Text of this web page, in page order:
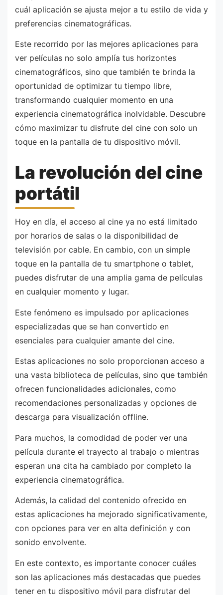
cuál aplicación se ajusta mejor a tu estilo de vida y
preferencias cinematográficas.
Este recorrido por las mejores aplicaciones para
ver películas no solo amplía tus horizontes
cinematográficos, sino que también te brinda la
oportunidad de optimizar tu tiempo libre,
transformando cualquier momento en una
experiencia cinematográfica inolvidable. Descubre
cómo maximizar tu disfrute del cine con solo un
toque en la pantalla de tu dispositivo móvil.
La revolución del cine
portátil
Hoy en día, el acceso al cine ya no está limitado
por horarios de salas o la disponibilidad de
televisión por cable. En cambio, con un simple
toque en la pantalla de tu smartphone o tablet,
puedes disfrutar de una amplia gama de películas
en cualquier momento y lugar.
Este fenómeno es impulsado por aplicaciones
especializadas que se han convertido en
esenciales para cualquier amante del cine.
Estas aplicaciones no solo proporcionan acceso a
una vasta biblioteca de películas, sino que también
ofrecen funcionalidades adicionales, como
recomendaciones personalizadas y opciones de
descarga para visualización offline.
Para muchos, la comodidad de poder ver una
película durante el trayecto al trabajo o mientras
esperan una cita ha cambiado por completo la
experiencia cinematográfica.
Además, la calidad del contenido ofrecido en
estas aplicaciones ha mejorado significativamente,
con opciones para ver en alta definición y con
sonido envolvente.
En este contexto, es importante conocer cuáles
son las aplicaciones más destacadas que puedes
tener en tu dispositivo móvil para disfrutar del